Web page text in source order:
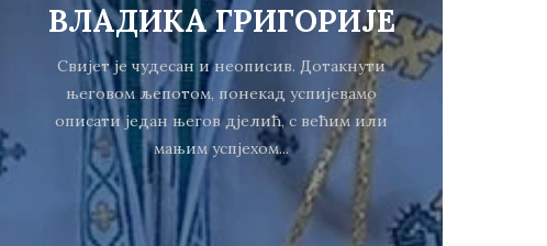
ВЛАДИКА ГРИГОРИЈЕ
Свијет је чудесан и неописив. Дотакнути
његовом љепотом, понекад успијевамо
описати један његов дјелић, с већим или
мањим успјехом...